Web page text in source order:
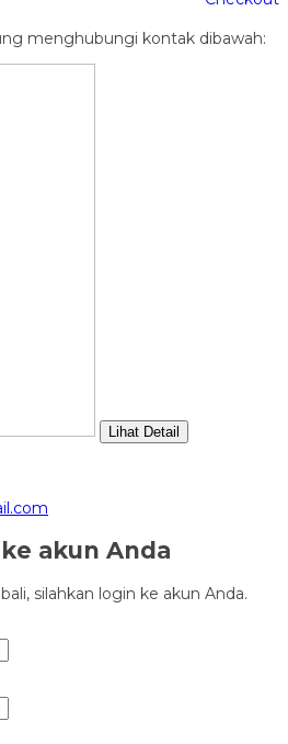
menghubungi kontak dibawah:
Lihat Detail
akun Anda
silahkan login ke akun Anda.